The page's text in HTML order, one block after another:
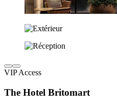
VIP Access
The Hotel Britomart